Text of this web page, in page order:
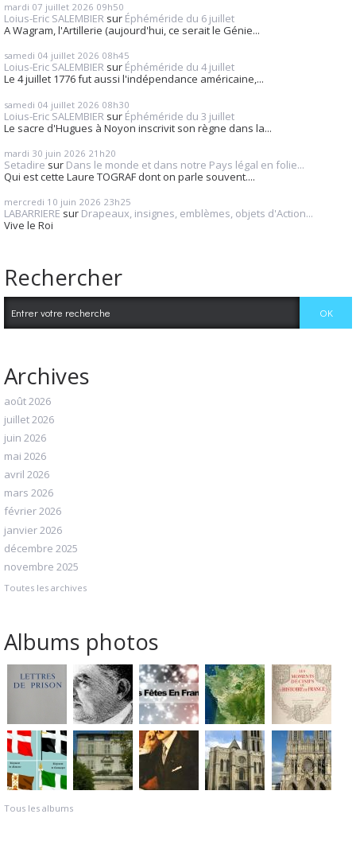
mardi 07 juillet 2026 09h50
Loius-Eric SALEMBIER sur Éphéméride du 6 juillet
A Wagram, l'Artillerie (aujourd'hui, ce serait le Génie...
samedi 04 juillet 2026 08h45
Loius-Eric SALEMBIER sur Éphéméride du 4 juillet
Le 4 juillet 1776 fut aussi l'indépendance américaine,...
samedi 04 juillet 2026 08h30
Loius-Eric SALEMBIER sur Éphéméride du 3 juillet
Le sacre d'Hugues à Noyon inscrivit son règne dans la...
mardi 30 juin 2026 21h20
Setadire sur Dans le monde et dans notre Pays légal en folie...
Qui est cette Laure TOGRAF dont on parle souvent....
mercredi 10 juin 2026 23h25
LABARRIERE sur Drapeaux, insignes, emblèmes, objets d'Action...
Vive le Roi
Rechercher
Archives
août 2026
juillet 2026
juin 2026
mai 2026
avril 2026
mars 2026
février 2026
janvier 2026
décembre 2025
novembre 2025
Toutes les archives
Albums photos
Tous les albums